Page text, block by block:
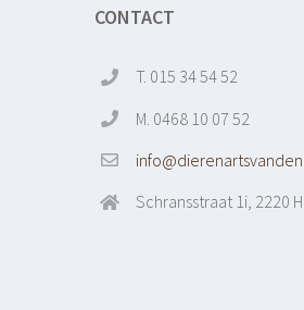
CONTACT
T. 015 34 54 52
M. 0468 10 07 52
Schransstraat 1i, 2220